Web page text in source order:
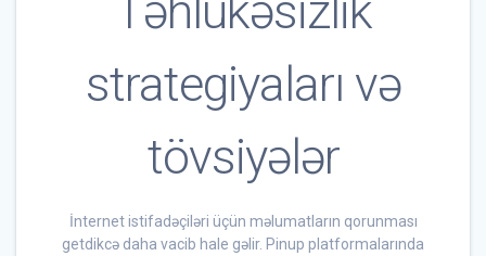
strategiyaları və
tövsiyələr
İnternet istifadəçiləri üçün məlumatların qorunması
getdikcə daha vacib hale gəlir. Pinup platformalarında